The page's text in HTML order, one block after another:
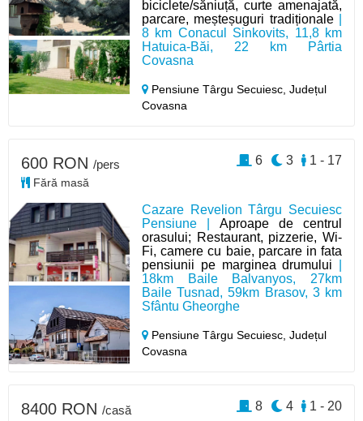
biciclete/săniuță, curte amenajată,
parcare, meșteșuguri tradiționale|
8 km Conacul Sinkovits, 11,8 km
Hatuica-Băi, 22 km Pârtia
Covasna
Pensiune Târgu Secuiesc,Județul
Covasna
Cazare Revelion Târgu Secuiesc
Pensiune | Aproape de centrul
orasului; Restaurant, pizzerie, Wi-
Fi, camere cu baie, parcare in fata
pensiunii pe marginea drumului
18km Baile Balvanyos, 27km
Baile Tusnad, 59km Brasov, 3 km
Sfântu Gheorghe
Pensiune Târgu Secuiesc,Județul
Covasna
600 RON /pers
Fără masă
1 - 17
3
6
8400 RON /casă 1 - 20
4
8